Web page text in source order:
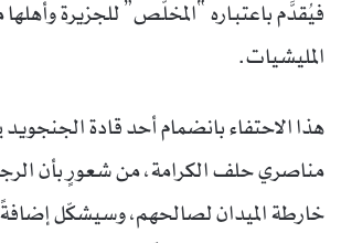
فيُقدَّم باعتباره “المخلّص” للجزيرة
المليشيات.
هذا الاحتفاء بانضمام أحد قادة الجنجويد
مناصري حلف الكرامة، من شعورٍ بأن
خارطة الميدان لصالحهم، وسيشكّل إضافةً